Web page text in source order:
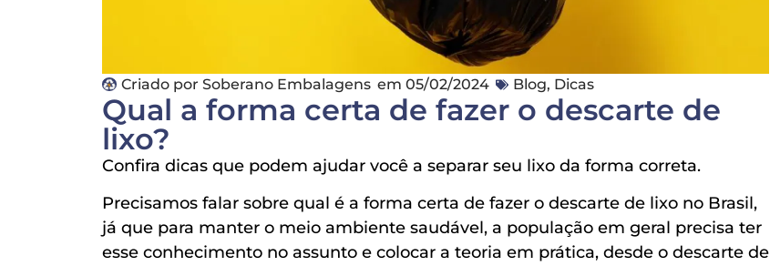
Criado por Soberano Embalagens em 05/02/2024 Blog, Dicas
Qual a forma certa de fazer o descarte de
lixo?
Confira dicas que podem ajudar você a separar seu lixo da forma correta.
Precisamos falar sobre qual é a forma certa de fazer o descarte de lixo no Brasil,
já que para manter o meio ambiente saudável, a população em geral precisa ter
esse conhecimento no assunto e colocar a teoria em prática, desde o descarte de